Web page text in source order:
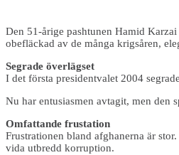
Den 51-årige pashtunen Hamid
obefläckad av de många krigsåren,
Segrade överlägset
I det första presidentvalet 2004
Nu har entusiasmen avtagit, men den
Omfattande frustation
Frustrationen bland afghanerna är
vida utbredd korruption.